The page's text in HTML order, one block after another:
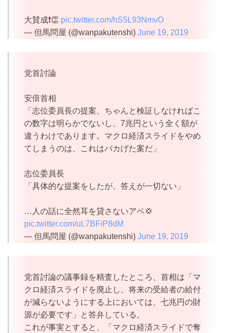
大賛成❗️👏 pic.twitter.com/hS5L93NmvO
— 但馬問屋 (@wanpakutenshi) June 19, 2019
党首討論
安倍首相
「志位委員長の提案、ちゃんと検証しなければこ
の数字は明らかでないし、7兆円という全く額が
違うわけであります。マクロ経済スライドをやめ
てしまうのは、これはバカげた案だ」
志位委員長
「具体的な提案をしたが、答えが一切ない」
…人の話に全然耳を貸さないアベ💢
pic.twitter.com/uL7BFiP8dM
— 但馬問屋 (@wanpakutenshi) June 19, 2019
党首討論の議事録を精査したところ、首相は「マ
クロ経済スライドを廃止し、将来の受給者の給付
が減らないようにする上においては、七兆円の財
源が必要です」と答弁している。
これが事実とすると、「マクロ経済スライドで奪